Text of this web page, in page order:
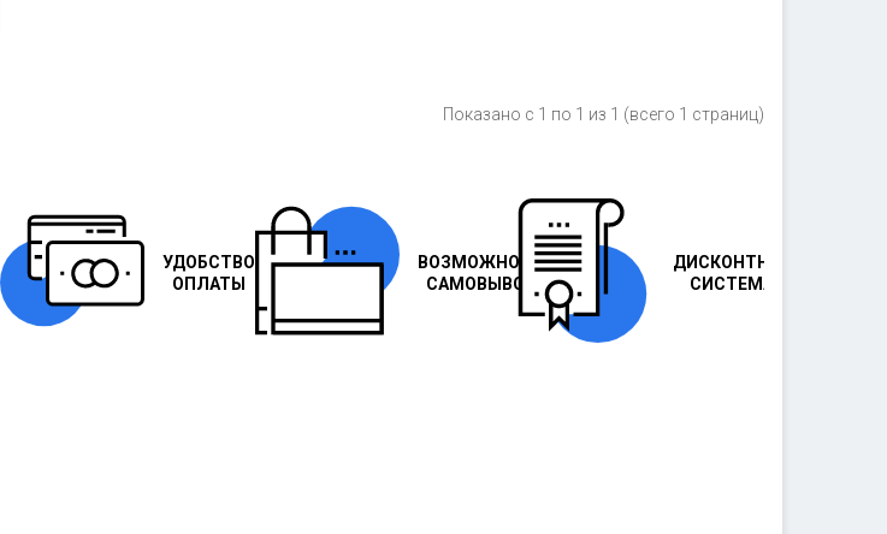
Показано с 1 по 1 из 1 (всего 1 страниц)
УДОБСТВО
ОПЛАТЫ
ВОЗМОЖНОСТЬ
САМОВЫВОЗА
ДИСКОНТНАЯ
СИСТЕМА